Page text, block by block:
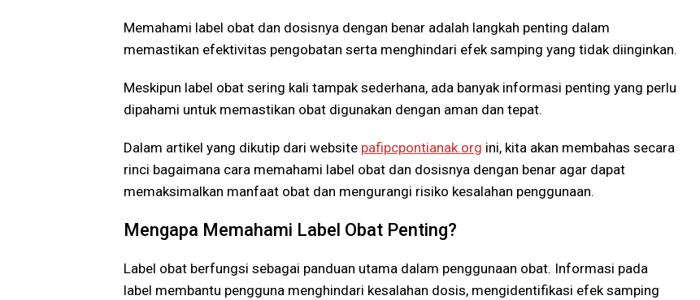
Memahami label obat dan dosisnya dengan benar adalah langkah penting dalam
memastikan efektivitas pengobatan serta menghindari efek samping yang tidak diinginkan.
Meskipun label obat sering kali tampak sederhana, ada banyak informasi penting yang perlu
dipahami untuk memastikan obat digunakan dengan aman dan tepat.
Dalam artikel yang dikutip dari website pafipcpontianak.org ini, kita akan membahas secara
rinci bagaimana cara memahami label obat dan dosisnya dengan benar agar dapat
memaksimalkan manfaat obat dan mengurangi risiko kesalahan penggunaan.
Mengapa Memahami Label Obat Penting?
Label obat berfungsi sebagai panduan utama dalam penggunaan obat. Informasi pada
label membantu pengguna menghindari kesalahan dosis, mengidentifikasi efek samping